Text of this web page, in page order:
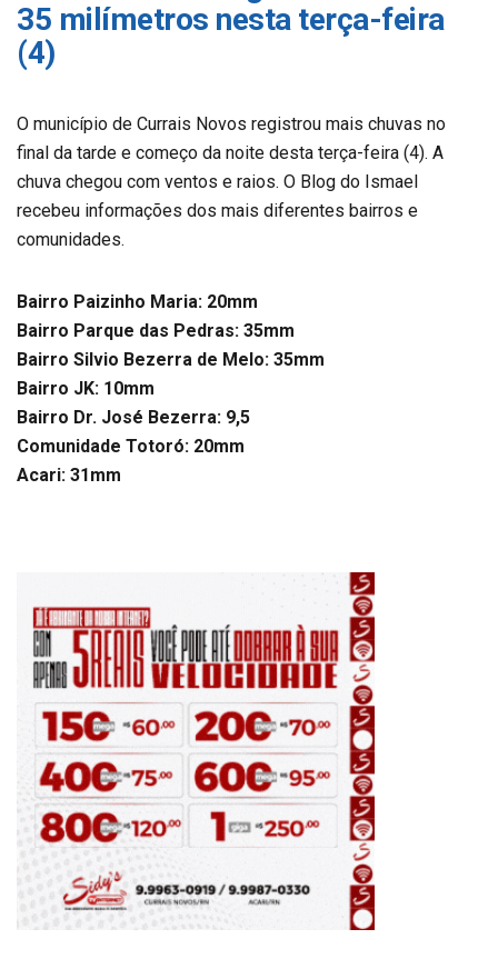
35 milímetros nesta terça-feira
(4)
O município de Currais Novos registrou mais chuvas no
final da tarde e começo da noite desta terça-feira (4). A
chuva chegou com ventos e raios. O Blog do Ismael
recebeu informações dos mais diferentes bairros e
comunidades.
Bairro Paizinho Maria: 20mm
Bairro Parque das Pedras: 35mm
Bairro Silvio Bezerra de Melo: 35mm
Bairro JK: 10mm
Bairro Dr. José Bezerra: 9,5
Comunidade Totoró: 20mm
Acari: 31mm